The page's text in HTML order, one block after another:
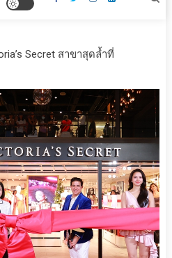
Secret สาขาสุดล้ำที่